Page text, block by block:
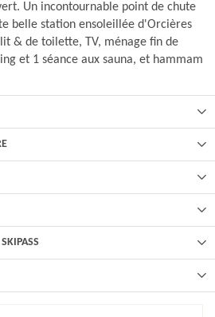
Un incontournable point de chute
belle station ensoleillée d'Orcières
& de toilette, TV, ménage fin de
et 1 séance aux sauna, et hammam